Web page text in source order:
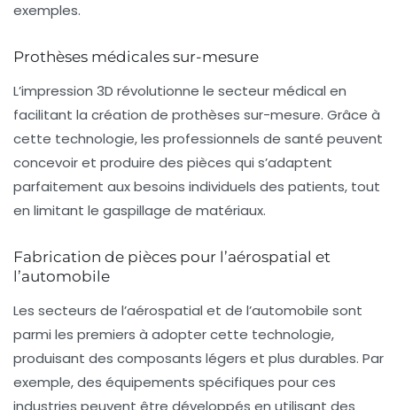
exemples.
Prothèses médicales sur-mesure
L’impression 3D révolutionne le secteur médical en
facilitant la création de prothèses sur-mesure. Grâce à
cette technologie, les professionnels de santé peuvent
concevoir et produire des pièces qui s’adaptent
parfaitement aux besoins individuels des patients, tout
en limitant le gaspillage de matériaux.
Fabrication de pièces pour l’aérospatial et
l’automobile
Les secteurs de l’aérospatial et de l’automobile sont
parmi les premiers à adopter cette technologie,
produisant des composants légers et plus durables. Par
exemple, des équipements spécifiques pour ces
industries peuvent être développés en utilisant des